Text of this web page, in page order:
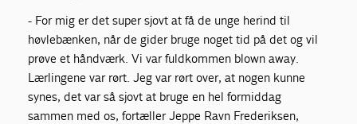
- For mig er det super sjovt at få de unge herind til
høvlebænken, når de gider bruge noget tid på det og vil
prøve et håndværk. Vi var fuldkommen blown away.
Lærlingene var rørt. Jeg var rørt over, at nogen kunne
synes, det var så sjovt at bruge en hel formiddag
sammen med os, fortæller Jeppe Ravn Frederiksen,